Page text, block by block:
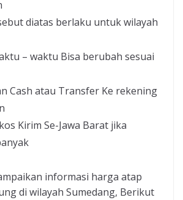
diatas berlaku untuk wilayah
– waktu Bisa berubah sesuai
Cash atau Transfer Ke rekening
Kirim Se-Jawa Barat jika
informasi harga atap
di wilayah Sumedang, Berikut